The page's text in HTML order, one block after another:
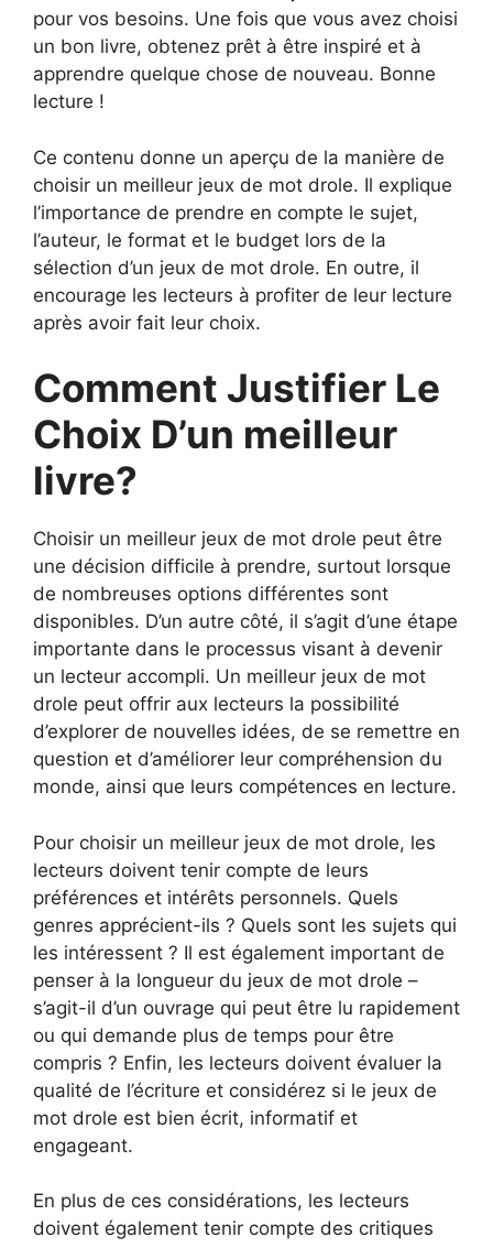
pour vos besoins. Une fois que vous avez choisi
un bon livre, obtenez prêt à être inspiré et à
apprendre quelque chose de nouveau. Bonne
lecture !
Ce contenu donne un aperçu de la manière de
choisir un meilleur jeux de mot drole. Il explique
l’importance de prendre en compte le sujet,
l’auteur, le format et le budget lors de la
sélection d’un jeux de mot drole. En outre, il
encourage les lecteurs à profiter de leur lecture
après avoir fait leur choix.
Comment Justifier Le
Choix D’un meilleur
livre?
Choisir un meilleur jeux de mot drole peut être
une décision difficile à prendre, surtout lorsque
de nombreuses options différentes sont
disponibles. D’un autre côté, il s’agit d’une étape
importante dans le processus visant à devenir
un lecteur accompli. Un meilleur jeux de mot
drole peut offrir aux lecteurs la possibilité
d’explorer de nouvelles idées, de se remettre en
question et d’améliorer leur compréhension du
monde, ainsi que leurs compétences en lecture.
Pour choisir un meilleur jeux de mot drole, les
lecteurs doivent tenir compte de leurs
préférences et intérêts personnels. Quels
genres apprécient-ils ? Quels sont les sujets qui
les intéressent ? Il est également important de
penser à la longueur du jeux de mot drole –
s’agit-il d’un ouvrage qui peut être lu rapidement
ou qui demande plus de temps pour être
compris ? Enfin, les lecteurs doivent évaluer la
qualité de l’écriture et considérez si le jeux de
mot drole est bien écrit, informatif et
engageant.
En plus de ces considérations, les lecteurs
doivent également tenir compte des critiques